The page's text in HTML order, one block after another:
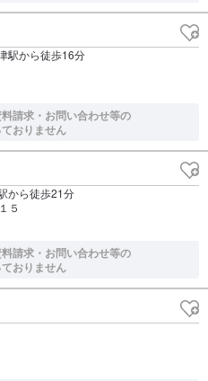
駅から徒歩16分
請求・お問い合わせ等の
おりません
から徒歩21分
５
請求・お問い合わせ等の
おりません